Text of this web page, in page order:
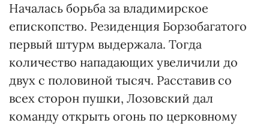
Началась борьба за владимирское
епископство. Резиденция Борзобагатого
первый штурм выдержала. Тогда
количество нападающих увеличили до
двух с половиной тысяч. Расставив со
всех сторон пушки, Лозовский дал
команду открыть огонь по церковному